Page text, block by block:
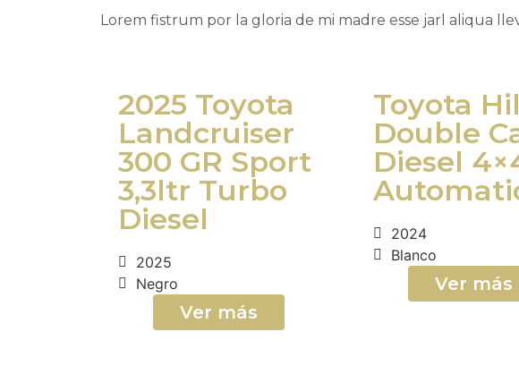
Lorem fistrum por la gloria de mi madre esse jarl aliqua
2025 Toyota
Landcruiser
300 GR Sport
3,3ltr Turbo
Diesel
2025
Negro
Ver más
Toyota
Double
Diesel
2024
Blanco
Ver más